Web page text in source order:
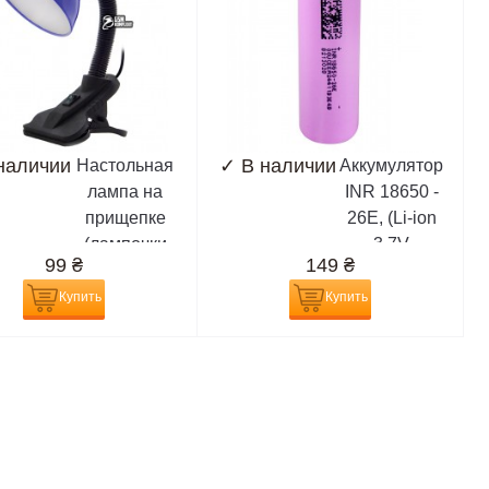
Настольная
лампа на
прищепке
(лампочки
99₴
Купить
✓ В наличии Аккумулятор
INR 18650 -
26E, (Li-ion
3.7V
2600mAh),
сиреневый
149₴
Купить